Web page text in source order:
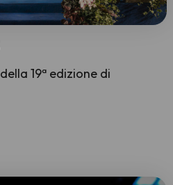
della 19ª edizione di